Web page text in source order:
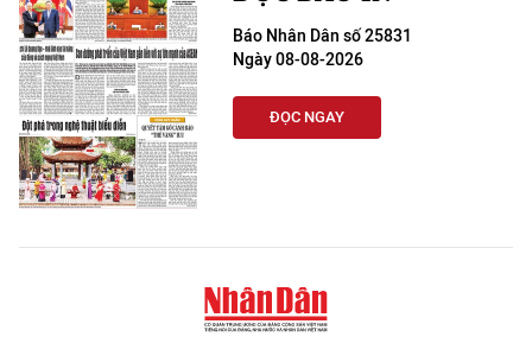
Báo Nhân Dân số 25831
Ngày 08-08-2026
ĐỌC NGAY